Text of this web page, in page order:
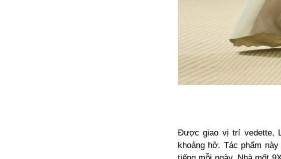
Được giao vị trí vedette,
khoảng hở. Tác phẩm